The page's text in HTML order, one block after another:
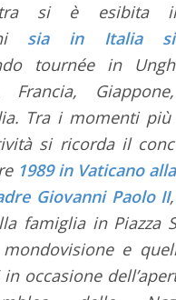
si è esibita
sia in Italia
tournée in
Francia,
Tra i momenti
si ricorda il
1989 in Vaticano
Giovanni Paolo II
famiglia in Piazza
e
in occasione